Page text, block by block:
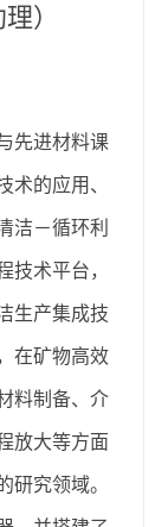
）
先进材料课
术的应用、
洁－循环利
技术平台，
生产集成技
在矿物高效
料制备、介
放大等方面
研究领域。